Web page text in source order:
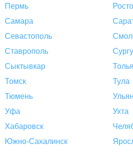
Пермь
Самара
Севастополь
Ставрополь
Сыктывкар
Томск
Тула
Тюмень
Уфа
Ухта
Хабаровск
Южно-Сахалинск